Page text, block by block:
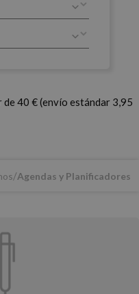
de 40 € (envío estándar 3,95
Agendas y Planificadores